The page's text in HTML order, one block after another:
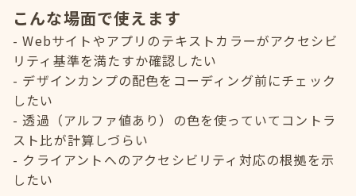
こんな場面で使えます
Webサイトやアプリのテキストカラーがアクセシビ
リティ基準を満たすか確認したい
デザインカンプの配色をコーディング前にチェック
したい
透過（アルファ値あり）の色を使っていてコントラ
スト比が計算しづらい
クライアントへのアクセシビリティ対応の根拠を示
したい